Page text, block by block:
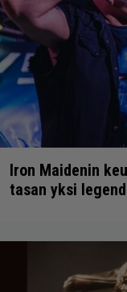
Iron Maidenin
tasan yksi